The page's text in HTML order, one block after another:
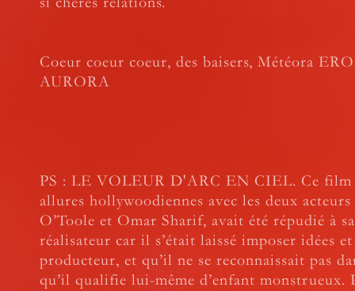
Coeur coeur coeur, des baisers, Météora
AURORA
PS : LE VOLEUR D'ARC EN CIEL. Ce film
allures hollywoodiennes avec les deux acteurs
O’Toole et Omar Sharif, avait été répudié à
réalisateur car il s’était laissé imposer idées
producteur, et qu’il ne se reconnaissait pas
qu’il qualifie lui-même d’enfant monstrueux.